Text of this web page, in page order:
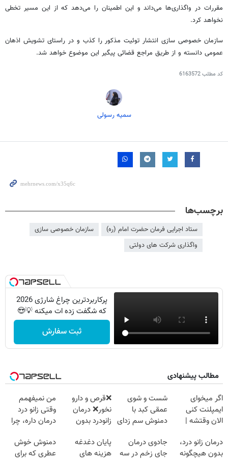
مقررات در واگذاری‌ها می‌داند و این اطمینان را می‌دهد که از این مسیر تخطی
نخواهد کرد.
سازمان خصوصی سازی انتشار توئیت مذکور را کذب و در راستای تشویش اذهان
عمومی دانسته و از طریق مراجع قضائی پیگیر این موضوع خواهد شد.
کد مطلب6163572
سمیه رسولی
برچسب‌ها
ستاد اجرایی فرمان حضرت امام (ره)
سازمان خصوصی سازی
واگذاری شرکت های دولتی
پرکاربردترین چراغ شارژی 2026
که شگفت زده ات میکنه 💡😍
ثبت سفارش
مطالب پیشنهادی
اگر میخوای
ایمپلنت کنی
الان وقتشه |
میلیون تومان!!!
شست و شوی
عمقی کبد با
دمنوش سم زدای
❌قرص‌ و دارو
نخور❌ درمان
زانودرد بدون
من نمیفهمم
وقتی زانو درد
درمان داره، چرا
تحمل میکنی؟❗
درمان زانو درد،
بدون هیچگونه
جادوی درمان
جای زخم در سه
پایان دغدغه
هزینه های
دمنوش خوش
عطری که برای